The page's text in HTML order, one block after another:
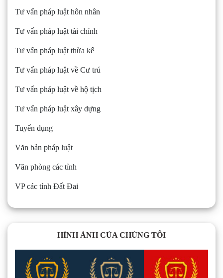
Tư vấn pháp luật hôn nhân
Tư vấn pháp luật tài chính
Tư vấn pháp luật thừa kế
Tư vấn pháp luật về Cư trú
Tư vấn pháp luật về hộ tịch
Tư vấn pháp luật xây dựng
Tuyển dụng
Văn bản pháp luật
Văn phòng các tỉnh
VP các tỉnh Đất Đai
HÌNH ẢNH CỦA CHÚNG TÔI